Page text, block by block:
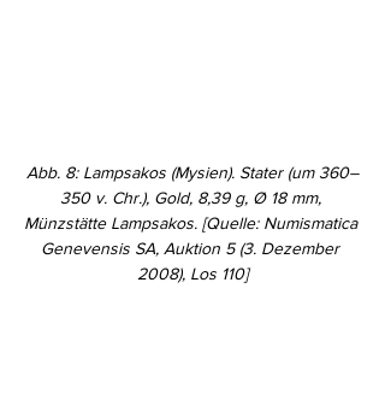
Abb. 8: Lampsakos (Mysien). Stater (um 360–
350 v. Chr.), Gold, 8,39 g, Ø 18 mm,
Münzstätte Lampsakos. [Quelle: Numismatica
Genevensis SA, Auktion 5 (3. Dezember
2008), Los 110]